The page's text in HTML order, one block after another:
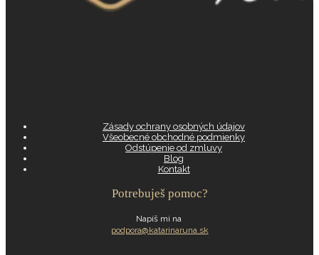
Zásady ochrany osobných údajov
Všeobecné obchodné podmienky
Odstúpenie od zmluvy
Blog
Kontakt
Potrebuješ pomoc?
Napíš mi na
podpora@katarinaruna.sk